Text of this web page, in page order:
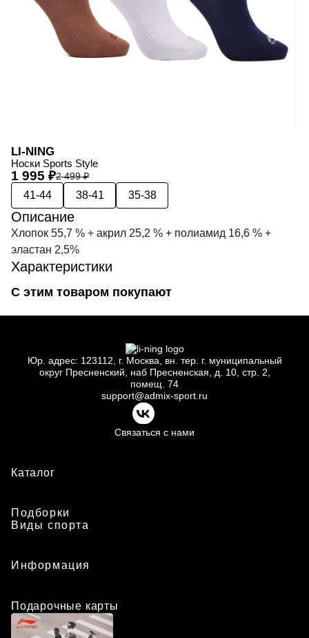
LI-NING
Носки Sports Style
2 499 ₽
1 995 ₽
41-44 38-41 35-38
Описание
Хлопок 55,7 % + акрил 25,2 % + полиамид 16,6 % +
эластан 2,5%
Характеристики
С этим товаром покупают
Юр. адрес: 123112, г. Москва, вн. тер. г. муниципальный
округ Пресненский, наб Пресненская, д. 10, стр. 2,
помещ. 74
support@admix-sport.ru
Связаться с нами
Каталог
Подборки
Виды спорта
Информация
Подарочные карты